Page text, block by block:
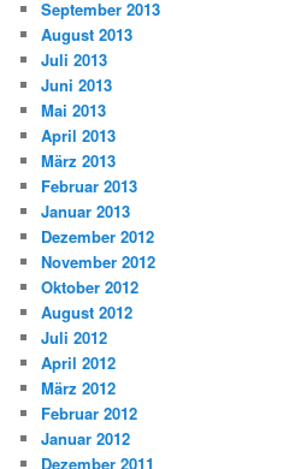
September 2013
August 2013
Juli 2013
Juni 2013
Mai 2013
April 2013
März 2013
Februar 2013
Januar 2013
Dezember 2012
November 2012
Oktober 2012
August 2012
Juli 2012
April 2012
März 2012
Februar 2012
Januar 2012
Dezember 2011